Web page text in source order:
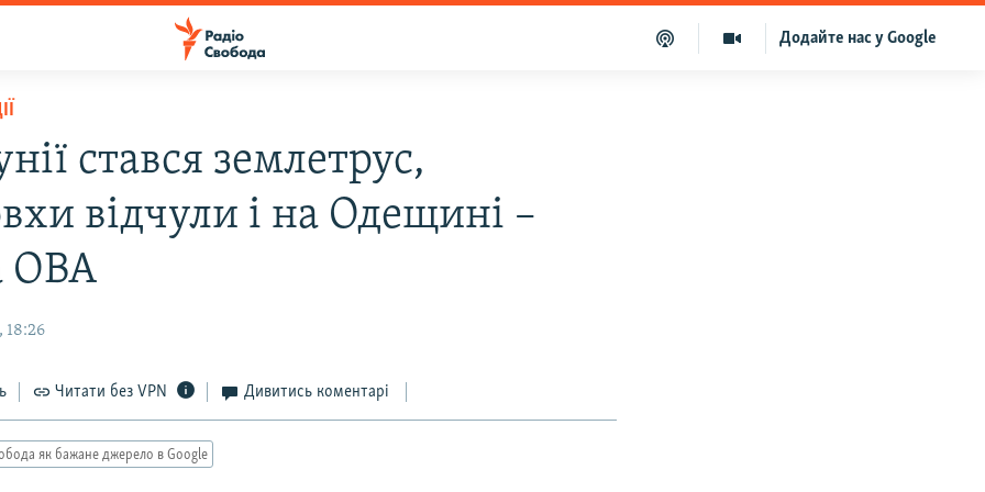
Додайте нас у Google
стався землетрус,
відчули і на Одещині –
ОВА
18:26
Читати без VPN Дивитись коментарі
як бажане джерело в Google